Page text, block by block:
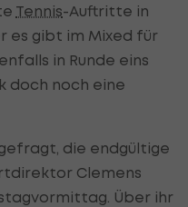
Tennis-Auftritte in
es gibt im Mixed für
in Runde eins
doch noch eine
die endgültige
Clemens
Über ihr